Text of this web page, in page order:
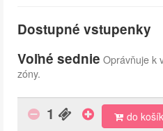
Dostupné vstupenky
Voľné sednie Oprávňuje k
zóny.
1 do